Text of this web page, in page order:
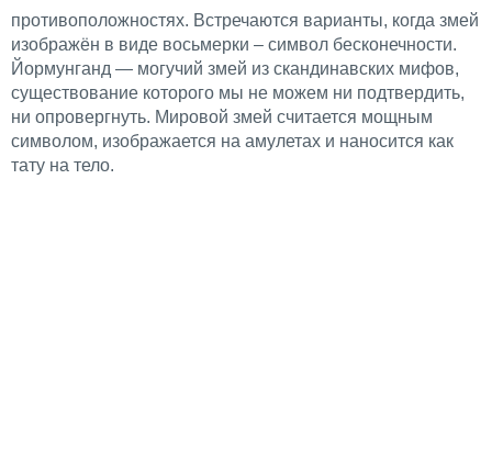
противоположностях. Встречаются варианты, когда змей
изображён в виде восьмерки – символ бесконечности.
Йормунганд — могучий змей из скандинавских мифов,
существование которого мы не можем ни подтвердить,
ни опровергнуть. Мировой змей считается мощным
символом, изображается на амулетах и наносится как
тату на тело.